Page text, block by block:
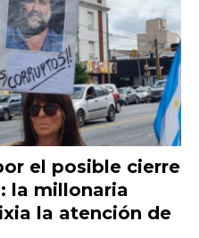
el posible cierre
la millonaria
la atención de